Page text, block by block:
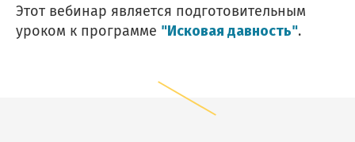
Этот вебинар является подготовительным
уроком к программе "Исковая давность".